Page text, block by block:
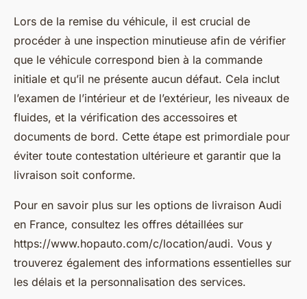
Lors de la remise du véhicule, il est crucial de
procéder à une inspection minutieuse afin de vérifier
que le véhicule correspond bien à la commande
initiale et qu’il ne présente aucun défaut. Cela inclut
l’examen de l’intérieur et de l’extérieur, les niveaux de
fluides, et la vérification des accessoires et
documents de bord. Cette étape est primordiale pour
éviter toute contestation ultérieure et garantir que la
livraison soit conforme.
Pour en savoir plus sur les options de livraison Audi
en France, consultez les offres détaillées sur
https://www.hopauto.com/c/location/audi. Vous y
trouverez également des informations essentielles sur
les délais et la personnalisation des services.